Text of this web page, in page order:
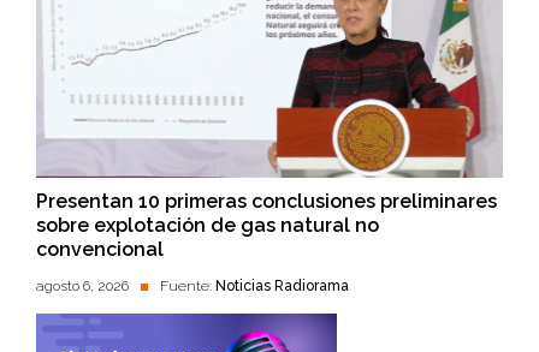
Presentan 10 primeras conclusiones preliminares
sobre explotación de gas natural no
convencional
agosto 6, 2026 Fuente: Noticias Radiorama